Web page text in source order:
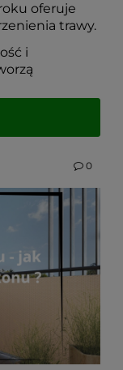
oferuje
trawy.
i
wysiew
0